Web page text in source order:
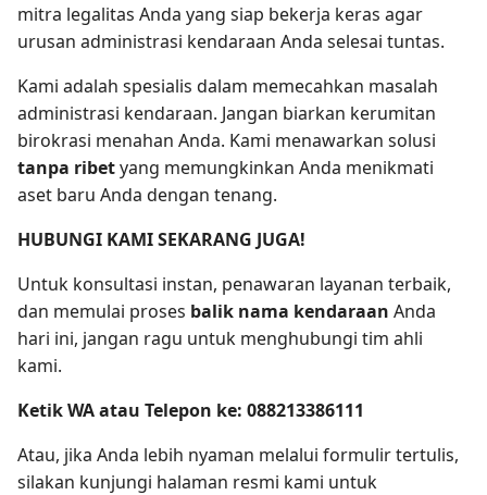
mitra legalitas Anda yang siap bekerja keras agar
urusan administrasi kendaraan Anda selesai tuntas.
Kami adalah spesialis dalam memecahkan masalah
administrasi kendaraan. Jangan biarkan kerumitan
birokrasi menahan Anda. Kami menawarkan solusi
tanpa ribetyang memungkinkan Anda menikmati
aset baru Anda dengan tenang.
HUBUNGI KAMI SEKARANG JUGA!
Untuk konsultasi instan, penawaran layanan terbaik,
dan memulai proses balik nama kendaraan Anda
hari ini, jangan ragu untuk menghubungi tim ahli
kami.
Ketik WA atau Telepon ke: 088213386111
Atau, jika Anda lebih nyaman melalui formulir tertulis,
silakan kunjungi halaman resmi kami untuk